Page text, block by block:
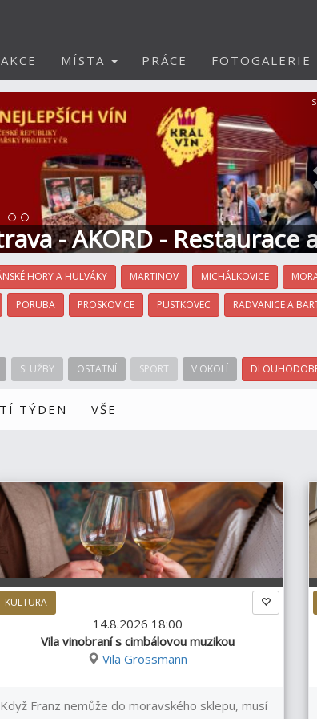
MÍSTA PRÁCE FOTOGALERIE
- AKORD - Restaurace
HORY A HULVÁKY MARTINOV MICHÁLKOVICE
PORUBA PROSKOVICE PUSTKOVEC RADVANICE A
SLUŽBY OSTATNÍ SPORT V OKOLÍ
TÝDEN VŠE
KULTURA
14.8.2026 18:00
Vila vinobraní s cimbálovou muzikou
Vila Grossmann
Když Franz nemůže do moravského sklepu, musí